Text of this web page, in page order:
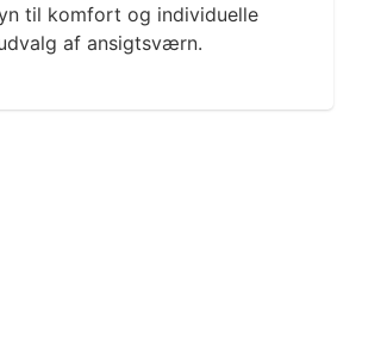
til komfort og individuelle
af ansigtsværn.